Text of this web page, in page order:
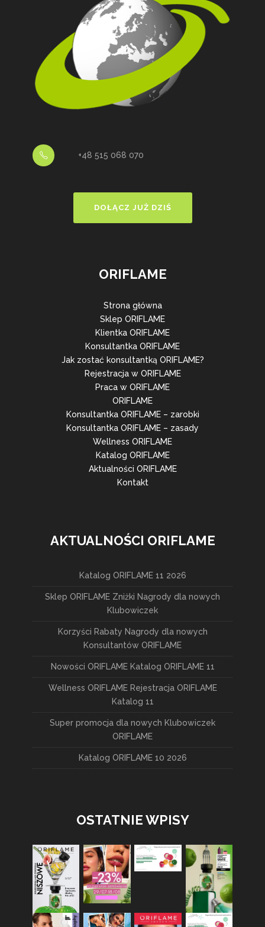
+48 515 068 070
DOŁĄCZ JUŻ DZIŚ
ORIFLAME
Strona główna
Sklep ORIFLAME
Klientka ORIFLAME
Konsultantka ORIFLAME
Jak zostać konsultantką ORIFLAME?
Rejestracja w ORIFLAME
Praca w ORIFLAME
ORIFLAME
Konsultantka ORIFLAME – zarobki
Konsultantka ORIFLAME – zasady
Wellness ORIFLAME
Katalog ORIFLAME
Aktualności ORIFLAME
Kontakt
AKTUALNOŚCI ORIFLAME
Katalog ORIFLAME 11 2026
Sklep ORIFLAME Zniżki Nagrody dla nowych
Klubowiczek
Korzyści Rabaty Nagrody dla nowych
Konsultantów ORIFLAME
Nowości ORIFLAME Katalog ORIFLAME 11
Wellness ORIFLAME Rejestracja ORIFLAME
Katalog 11
Super promocja dla nowych Klubowiczek
ORIFLAME
Katalog ORIFLAME 10 2026
OSTATNIE WPISY